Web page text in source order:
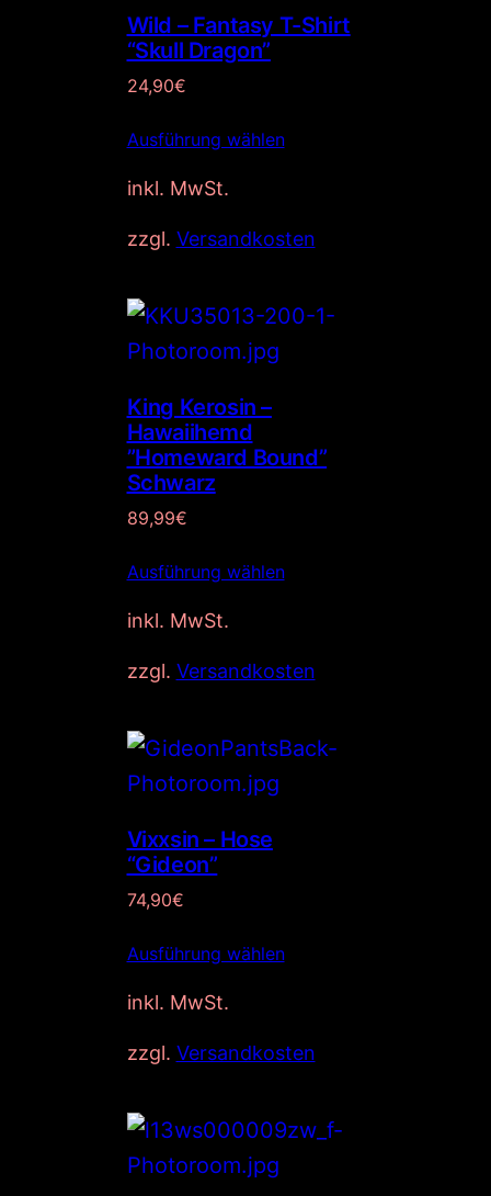
Wild – Fantasy T-Shirt
“Skull Dragon”
24,90€
Ausführung wählen
inkl. MwSt.
zzgl. Versandkosten
King Kerosin –
Hawaiihemd
”Homeward Bound”
Schwarz
89,99€
Ausführung wählen
inkl. MwSt.
zzgl. Versandkosten
Vixxsin – Hose
“Gideon”
74,90€
Ausführung wählen
inkl. MwSt.
zzgl. Versandkosten